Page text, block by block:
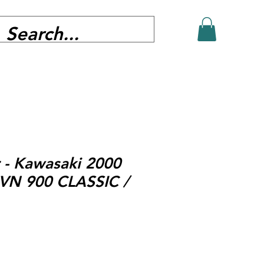
Kawasaki 2000
900 CLASSIC /